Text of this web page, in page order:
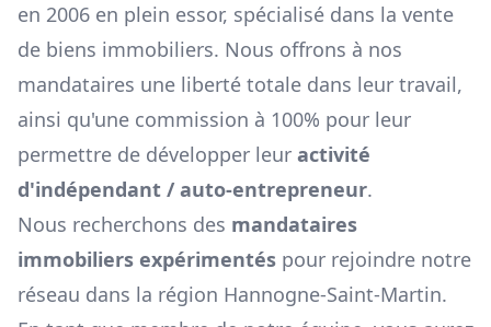
en 2006 en plein essor, spécialisé dans la vente
de biens immobiliers. Nous offrons à nos
mandataires une liberté totale dans leur travail,
ainsi qu'une commission à 100% pour leur
permettre de développer leur activité
d'indépendant / auto-entrepreneur.
Nous recherchons des mandataires
immobiliers expérimentés pour rejoindre notre
réseau dans la région Hannogne-Saint-Martin.